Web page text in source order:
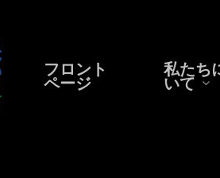
フロント
ページ
私たち
いて